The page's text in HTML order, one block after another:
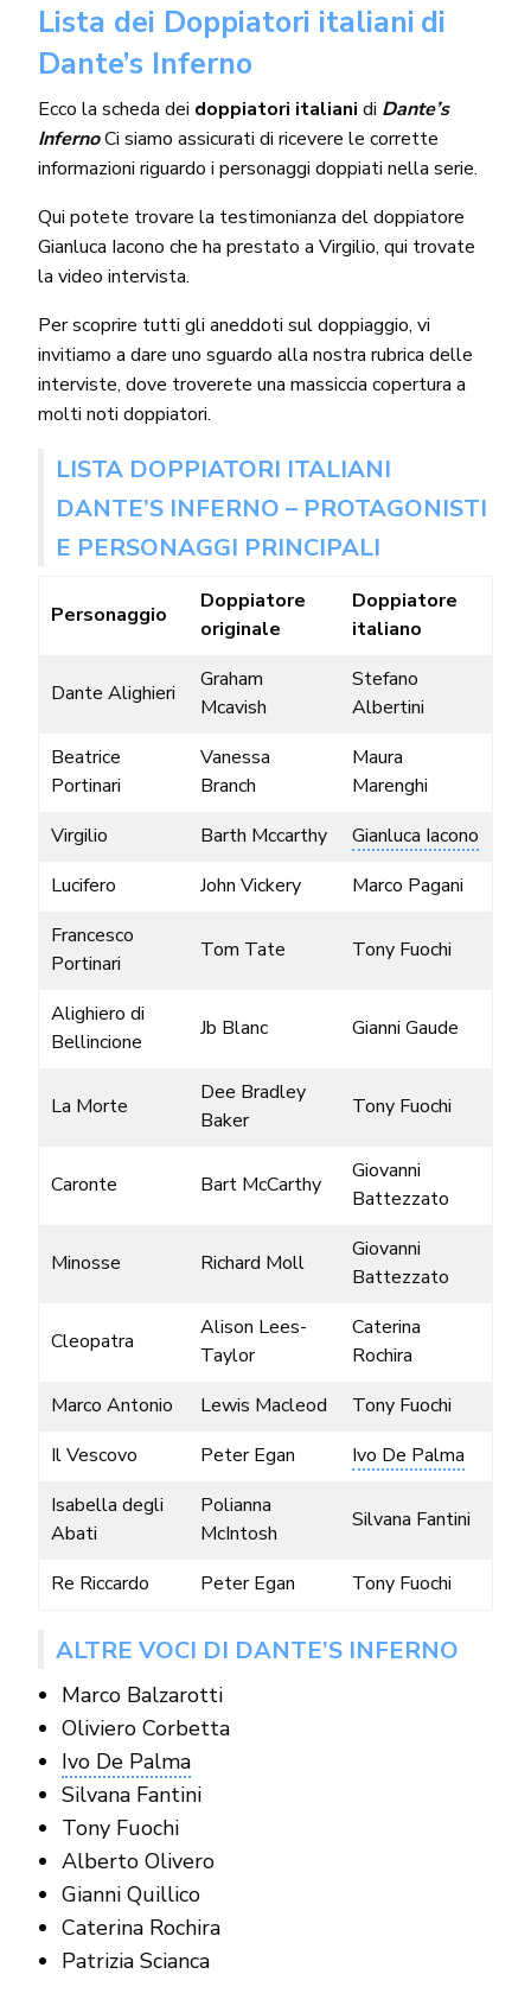
Lista dei Doppiatori italiani di
Dante’s Inferno
Ecco la scheda dei doppiatori italiani di Dante’s
InfernoCi siamo assicurati di ricevere le corrette
informazioni riguardo i personaggi doppiati nella serie.
Qui potete trovare la testimonianza del doppiatore
Gianluca Iacono che ha prestato a Virgilio, qui trovate
la video intervista.
Per scoprire tutti gli aneddoti sul doppiaggio, vi
invitiamo a dare uno sguardo alla nostra rubrica delle
interviste, dove troverete una massiccia copertura a
molti noti doppiatori.
LISTA DOPPIATORI ITALIANI
DANTE’S INFERNO – PROTAGONISTI
E PERSONAGGI PRINCIPALI
Personaggio
Doppiatore
originale
Doppiatore
italiano
Dante Alighieri
Graham
Mcavish
Stefano
Albertini
Beatrice
Portinari
Vanessa
Branch
Maura
Marenghi
Virgilio
Barth Mccarthy
Gianluca Iacono
Lucifero
John Vickery
Marco Pagani
Francesco
Portinari
Tom Tate Tony Fuochi
Alighiero di
Bellincione
Jb Blanc Gianni Gaude
La Morte
Dee Bradley
Baker
Tony Fuochi
Caronte Bart McCarthy
Giovanni
Battezzato
Minosse Richard Moll
Giovanni
Battezzato
Cleopatra
Alison Lees-
Taylor
Caterina
Rochira
Marco Antonio
Lewis Macleod
Tony Fuochi
Il Vescovo
Peter Egan
Ivo De Palma
Isabella degli
Abati
Polianna
McIntosh
Silvana Fantini
Re Riccardo Peter Egan Tony Fuochi
ALTRE VOCI DI DANTE’S INFERNO
Marco Balzarotti
Oliviero Corbetta
Ivo De Palma
Silvana Fantini
Tony Fuochi
Alberto Olivero
Gianni Quillico
Caterina Rochira
Patrizia Scianca